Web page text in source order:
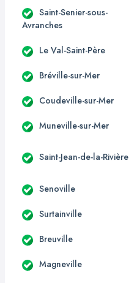
Saint-Senier-sous-
Avranches
Le Val-Saint-Père
Bréville-sur-Mer
Coudeville-sur-Mer
Muneville-sur-Mer
Saint-Jean-de-la-Rivière
Senoville
Surtainville
Breuville
Magneville